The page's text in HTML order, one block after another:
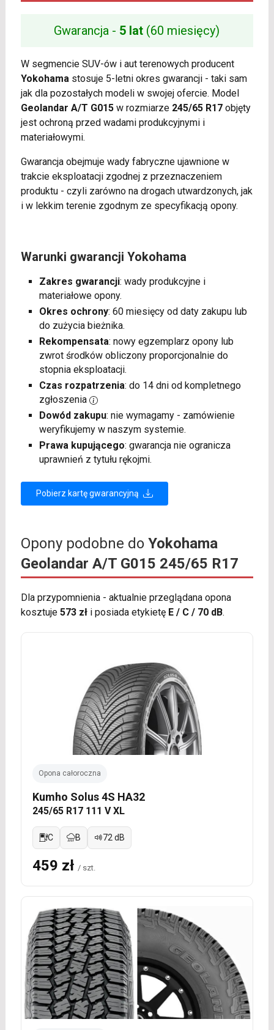
Gwarancja - 5 lat (60 miesięcy)
W segmencie SUV-ów i aut terenowych producent
Yokohamastosuje 5-letni okres gwarancji - taki sam
jak dla pozostałych modeli w swojej ofercie. Model
Geolandar A/T G015w rozmiarze 245/65 R17objęty
jest ochroną przed wadami produkcyjnymi i
materiałowymi.
Gwarancja obejmuje wady fabryczne ujawnione w
trakcie eksploatacji zgodnej z przeznaczeniem
produktu - czyli zarówno na drogach utwardzonych, jak
i w lekkim terenie zgodnym ze specyfikacją opony.
Warunki gwarancji Yokohama
Zakres gwarancji: wady produkcyjne i
materiałowe opony.
Okres ochrony: 60 miesięcy od daty zakupu lub
do zużycia bieżnika.
Rekompensata: nowy egzemplarz opony lub
zwrot środków obliczony proporcjonalnie do
stopnia eksploatacji.
Czas rozpatrzenia: do 14 dni od kompletnego
zgłoszenia
Dowód zakupu: nie wymagamy - zamówienie
weryfikujemy w naszym systemie.
Prawa kupującego: gwarancja nie ogranicza
uprawnień z tytułu rękojmi.
Pobierz kartę gwarancyjną
Opony podobne do Yokohama
Geolandar A/T G015 245/65 R17
Dla przypomnienia - aktualnie przeglądana opona
kosztuje 573 złi posiada etykietę E / C / 70 dB.
Opona całoroczna
Kumho Solus 4S HA32
245/65 R17 111 V XL
C B 72 dB
459 zł / szt.